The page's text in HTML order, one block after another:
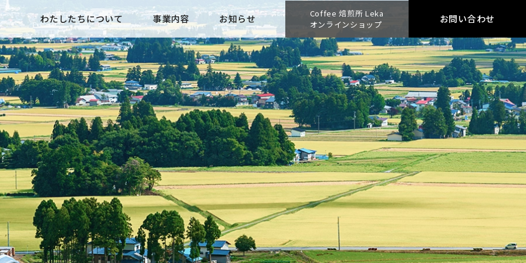
わたしたちについて 事業内容 お知らせ
Coffee 焙煎所 Leka
オンラインショップ
お問い合わせ